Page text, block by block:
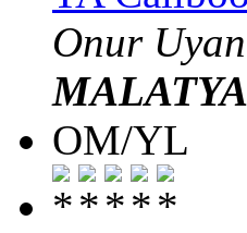
Onur
MALATYA
OM/YL